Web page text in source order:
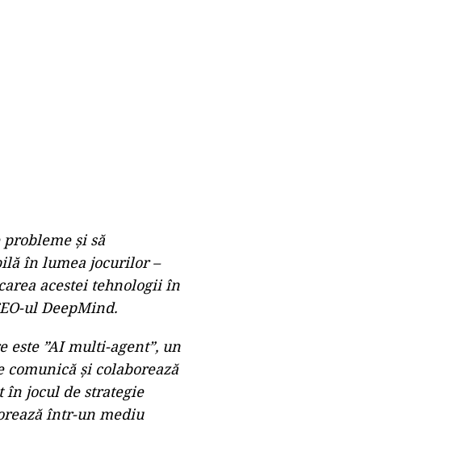
şi să
în lumea jocurilor –
acestei tehnologii în
ul DeepMind.
”AI multi-agent”, un
şi colaborează
în jocul de strategie
într-un mediu